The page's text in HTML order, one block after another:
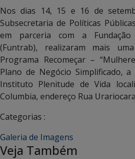
Nos dias 14, 15 e 16 de
Subsecretaria de Políticas
em parceria com a
(Funtrab), realizaram mais
Programa Recomeçar –
Plano de Negócio Simplificado,
Instituto Plenitude de Vida
Columbia, endereço Rua
Categorias :
Galeria de Imagens
Veja Também